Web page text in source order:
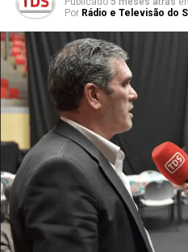
Por Rádio e Televisão do